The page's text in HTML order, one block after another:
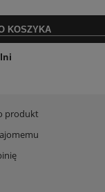
KOSZYKA
produkt